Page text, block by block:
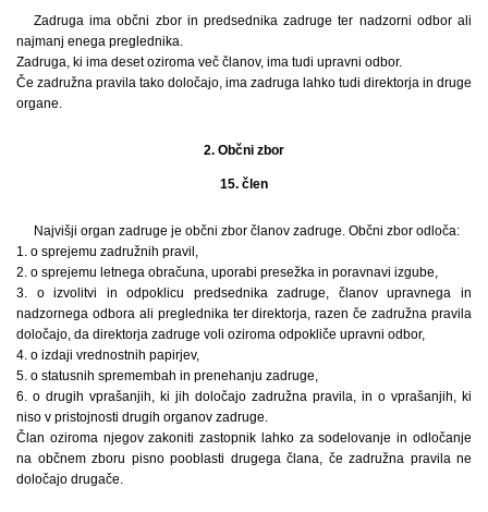
Zadruga ima občni zbor in predsednika zadruge ter nadzorni odbor ali
najmanj enega preglednika.
Zadruga, ki ima deset oziroma več članov, ima tudi upravni odbor.
Če zadružna pravila tako določajo, ima zadruga lahko tudi direktorja in druge
organe.
2. Občni zbor
15. člen
Najvišji organ zadruge je občni zbor članov zadruge. Občni zbor odloča:
1. o sprejemu zadružnih pravil,
2. o sprejemu letnega obračuna, uporabi presežka in poravnavi izgube,
3. o izvolitvi in odpoklicu predsednika zadruge, članov upravnega in
nadzornega odbora ali preglednika ter direktorja, razen če zadružna pravila
določajo, da direktorja zadruge voli oziroma odpokliče upravni odbor,
4. o izdaji vrednostnih papirjev,
5. o statusnih spremembah in prenehanju zadruge,
6. o drugih vprašanjih, ki jih določajo zadružna pravila, in o vprašanjih, ki
niso v pristojnosti drugih organov zadruge.
Član oziroma njegov zakoniti zastopnik lahko za sodelovanje in odločanje
na občnem zboru pisno pooblasti drugega člana, če zadružna pravila ne
določajo drugače.